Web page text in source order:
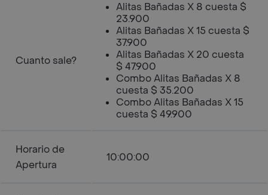
Cuanto sale?
Alitas Bañadas X 8 cuesta $
23.900
Alitas Bañadas X 15 cuesta $
37.900
Alitas Bañadas X 20 cuesta
$ 47.900
Combo Alitas Bañadas X 8
cuesta $ 35.200
Combo Alitas Bañadas X 15
cuesta $ 49.900
Horario de
Apertura
10:00:00